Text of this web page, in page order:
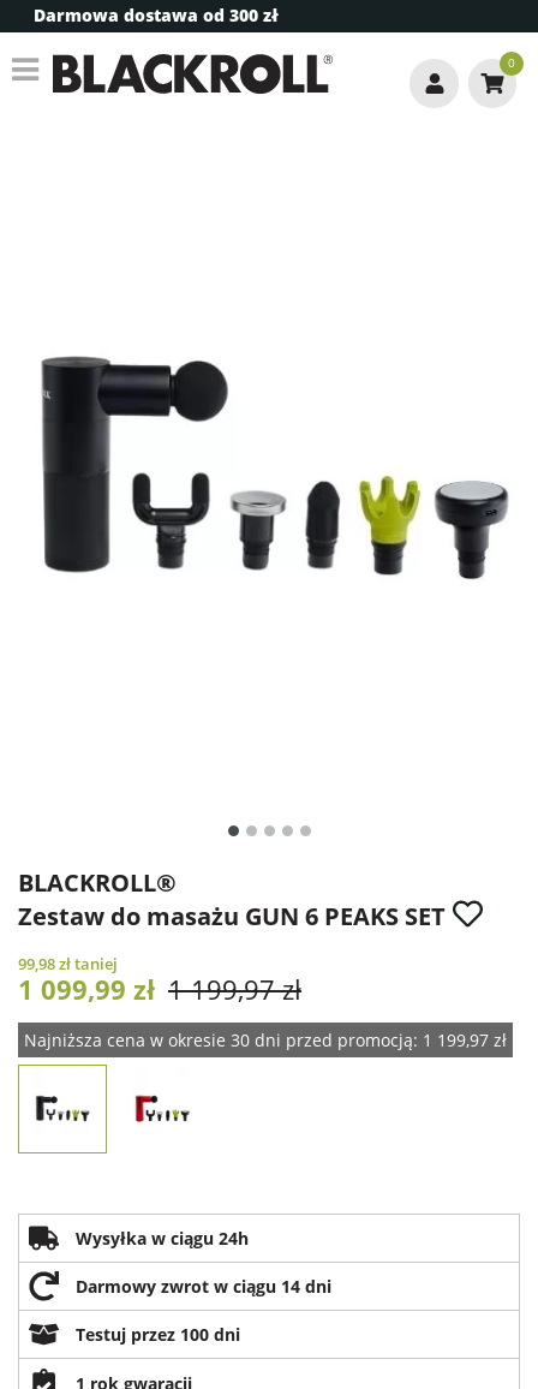
Darmowa dostawa od 300 zł
0
BLACKROLL®
Zestaw do masażu GUN 6 PEAKS SET
99,98 złtaniej
1 099,99 zł 1 199,97 zł
Najniższa cena w okresie 30 dni przed promocją: 1 199,97 zł
Wysyłka w ciągu 24h
Darmowy zwrot w ciągu 14 dni
Testuj przez 100 dni
1 rok gwaracji